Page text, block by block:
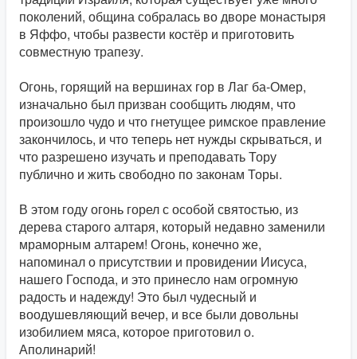
поколений, община собралась во дворе монастыря
в Яффо, чтобы развести костёр и приготовить
совместную трапезу.
Огонь, горящий на вершинах гор в Лаг ба-Омер,
изначально был призван сообщить людям, что
произошло чудо и что гнетущее римское правление
закончилось, и что теперь нет нужды скрываться, и
что разрешено изучать и преподавать Тору
публично и жить свободно по законам Торы.
В этом году огонь горел с особой святостью, из
дерева старого алтаря, который недавно заменили
мраморным алтарем! Огонь, конечно же,
напоминал о присутствии и провидении Иисуса,
нашего Господа, и это принесло нам огромную
радость и надежду! Это был чудесный и
воодушевляющий вечер, и все были довольны
изобилием мяса, которое приготовил о.
Аполинарий!